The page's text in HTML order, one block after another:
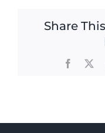
Share